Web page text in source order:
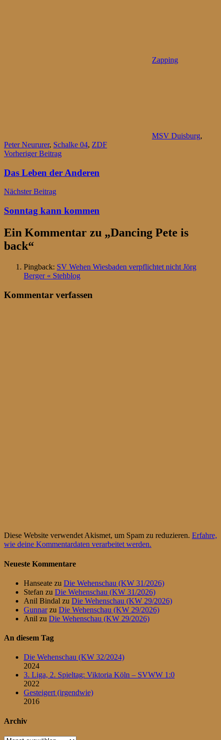
Zapping
MSV Duisburg,
Peter Neururer, Schalke 04, ZDF
Beitragsnavigation
Vorheriger Beitrag
Das Leben der Anderen
Nächster Beitrag
Sonntag kann kommen
Ein Kommentar zu „Dancing Pete is
back“
Pingback: SV Wehen Wiesbaden verpflichtet nicht Jörg
Berger « Stehblog
Kommentar verfassen
Diese Website verwendet Akismet, um Spam zu reduzieren. Erfahre,
wie deine Kommentardaten verarbeitet werden.
Neueste Kommentare
Hanseate zu Die Wehenschau (KW 31/2026)
Stefan zu Die Wehenschau (KW 31/2026)
Anil Bindal zu Die Wehenschau (KW 29/2026)
Gunnarzu Die Wehenschau (KW 29/2026)
Anil zu Die Wehenschau (KW 29/2026)
An diesem Tag
Die Wehenschau (KW 32/2024)
2024
3. Liga, 2. Spieltag: Viktoria Köln – SVWW 1:0
2022
Gesteigert (irgendwie)
2016
Archiv